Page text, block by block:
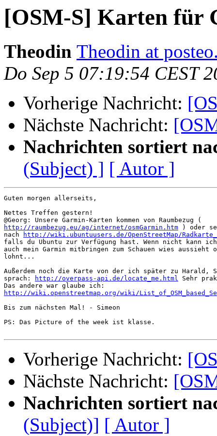
[OSM-S] Karten für
Theodin Theodin at
Do Sep 5 07:19:54 CEST
Vorherige Nachricht:
Nächste Nachricht:
Nachrichten sortiert
(Subject) ] [ Autor ]
Guten morgen allerseits,
Nettes Treffen gestern!
http://raumbezug.eu/ag/internet/osmGarmin.htm ) oder
nach
http://wiki.ubuntuusers.de/OpenStreetMap/
falls du Ubuntu zur Verfügung hast. Wenn nicht kann
auch mein Garmin mitbringen zum Schauen wies
lohnt...
Außerdem noch die Karte von der ich später zu Harald,
sprach:
http://overpass-api.de/locate_me.html Sehr
http://wiki.openstreetmap.org/wiki/
Bis zum nächsten Mal! - Simeon
PS: Das Picture of the week ist klasse.
Vorherige Nachricht:
Nächste Nachricht:
Nachrichten sortiert
(Subject)] [ Autor ]